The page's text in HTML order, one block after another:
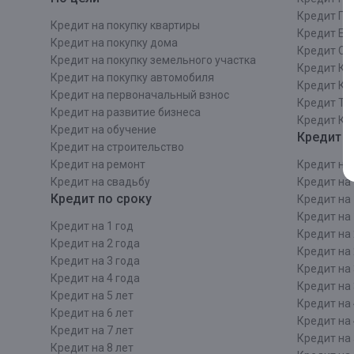
Кредит на покупку квартиры
Кредит на покупку дома
Кредит на покупку земельного участка
Кредит на покупку автомобиля
Кредит на первоначальный взнос
Кредит на развитие бизнеса
Кредит на обучение
Кредит на строительcтво
Кредит на ремонт
Кредит на свадьбу
Кредит по сроку
Кредит на 1 год
Кредит на 2 года
Кредит на 3 года
Кредит на 4 года
Кредит на 5 лет
Кредит на 6 лет
Кредит на 7 лет
Кредит на 8 лет
Кредит
Кредит
Кредит
Кредит
Кредит
Кредит
Кредит
Кредит
Кредит на
Кредит на
Кредит на
Кредит на
Кредит на
Кредит на
Кредит на
Кредит на
Кредит на
Кредит на
Кредит на